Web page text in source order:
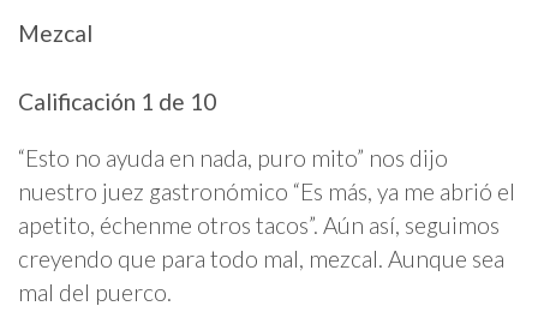
Mezcal
Calificación 1 de 10
“Esto no ayuda en nada, puro mito” nos dijo
nuestro juez gastronómico “Es más, ya me abrió el
apetito, échenme otros tacos”. Aún así, seguimos
creyendo que para todo mal, mezcal. Aunque sea
mal del puerco.